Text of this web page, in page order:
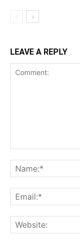
LEAVE A REPLY